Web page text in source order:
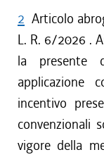
2 Articolo
L. R. 6/2026 .
la presente
applicazione
incentivo
convenzionali
vigore della